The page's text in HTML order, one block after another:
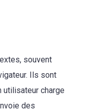
souvent
Ils sont
utilisateur charge
des